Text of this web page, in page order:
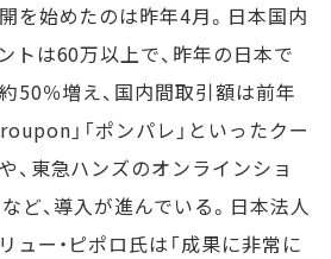
を始めたのは昨年4月。日本国内
トは60万以上で、昨年の日本で
50％増え、国内間取引額は前年
」「ポンパレ」といったクー
、東急ハンズのオンラインショ
ど、導入が進んでいる。日本法人
ュー・ピポロ氏は「成果に非常に